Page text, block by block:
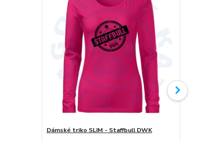
Dámské triko SLIM - Staffbull DWK